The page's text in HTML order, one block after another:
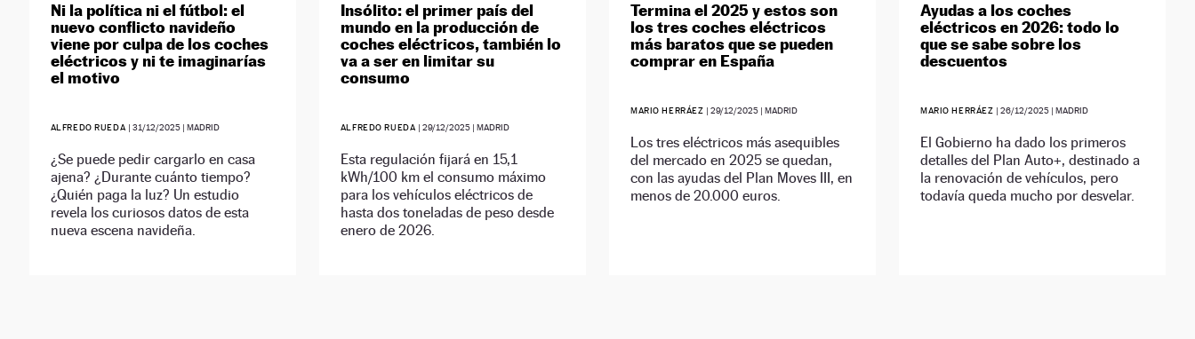
Ni la política ni el fútbol: el
nuevo conflicto navideño
viene por culpa de los coches
eléctricos y ni te imaginarías
el motivo
ALFREDO RUEDA | 31/12/2025| MADRID
¿Se puede pedir cargarlo en casa
ajena? ¿Durante cuánto tiempo?
¿Quién paga la luz? Un estudio
revela los curiosos datos de esta
nueva escena navideña.
Insólito: el primer país del
mundo en la producción de
coches eléctricos, también lo
va a ser en limitar su
consumo
ALFREDO RUEDA | 29/12/2025| MADRID
Esta regulación fijará en 15,1
kWh/100 km el consumo máximo
para los vehículos eléctricos de
hasta dos toneladas de peso desde
enero de 2026.
Termina el 2025 y estos son
los tres coches eléctricos
más baratos que se pueden
comprar en España
MARIO HERRÁEZ | 29/12/2025| MADRID
Los tres eléctricos más asequibles
del mercado en 2025 se quedan,
con las ayudas del Plan Moves III, en
menos de 20.000 euros.
Ayudas a los coches
eléctricos en 2026: todo lo
que se sabe sobre los
descuentos
MARIO HERRÁEZ |26/12/2025 | MADRID
El Gobierno ha dado los primeros
detalles del Plan Auto+, destinado a
la renovación de vehículos, pero
todavía queda mucho por desvelar.